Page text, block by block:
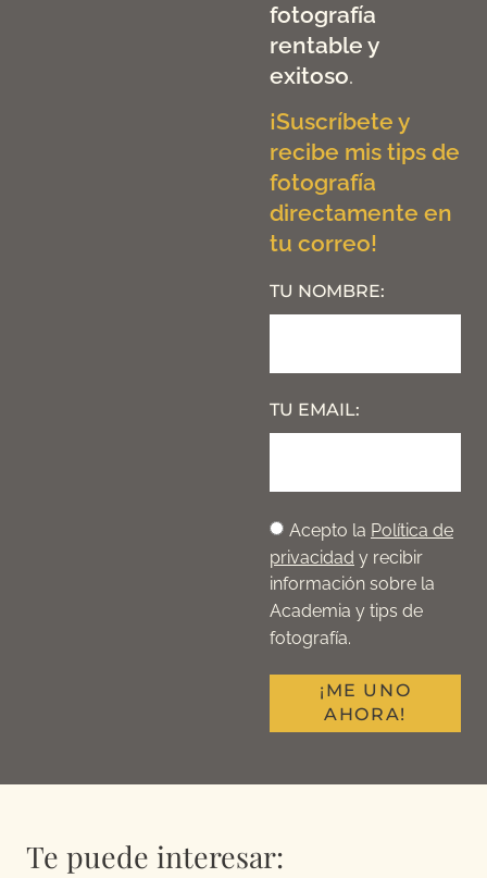
fotografía
rentable y
exitoso.
¡Suscríbete y
recibe mis tips de
fotografía
directamente en
tu correo!
TU NOMBRE:
TU EMAIL:
Acepto la Política de
privacidad y recibir
información sobre la
Academia y tips de
fotografía.
¡ME UNO
AHORA!
Te puede interesar: